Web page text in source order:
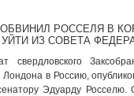
ОБВИНИЛ РОССЕЛЯ В
УЙТИ ИЗ СОВЕТА
свердловского
в Россию,
Эдуарду Росселю.